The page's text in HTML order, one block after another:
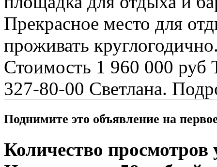
Прекрасное место для
проживать
Стоимость 1 960 000
327-80-00 Светлана.
Поднимите это объявление на
Количество просмотров